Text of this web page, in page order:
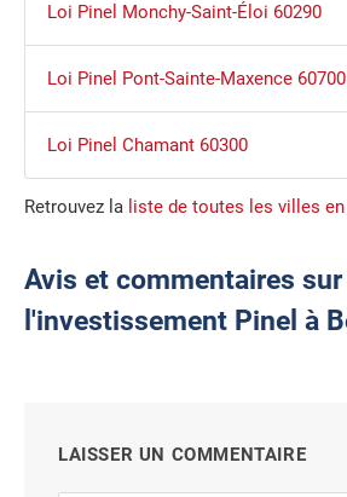
Loi Pinel Monchy-Saint-Éloi 60290
Loi Pinel Pont-Sainte-Maxence 60700
Loi Pinel Chamant 60300
Retrouvez la liste de toutes les villes
Avis et commentaires sur
l'investissement Pinel à
LAISSER UN COMMENTAIRE